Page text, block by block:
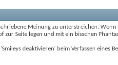
Meinung zu unterstreichen.
Seite legen und mit ein bisschen
deaktivieren' beim Verfassen eines